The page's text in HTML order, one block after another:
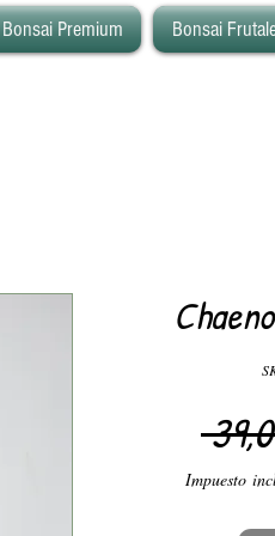
Bonsai Premium Bonsai
Impuesto